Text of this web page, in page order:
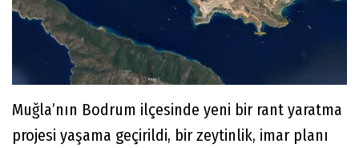
Muğla’nın Bodrum ilçesinde yeni bir rant yaratma
projesi yaşama geçirildi, bir zeytinlik, imar planı